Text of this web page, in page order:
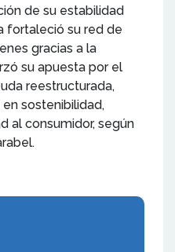
de su estabilidad
fortaleció su red de
gracias a la
su apuesta por el
reestructurada,
sostenibilidad,
al consumidor, según